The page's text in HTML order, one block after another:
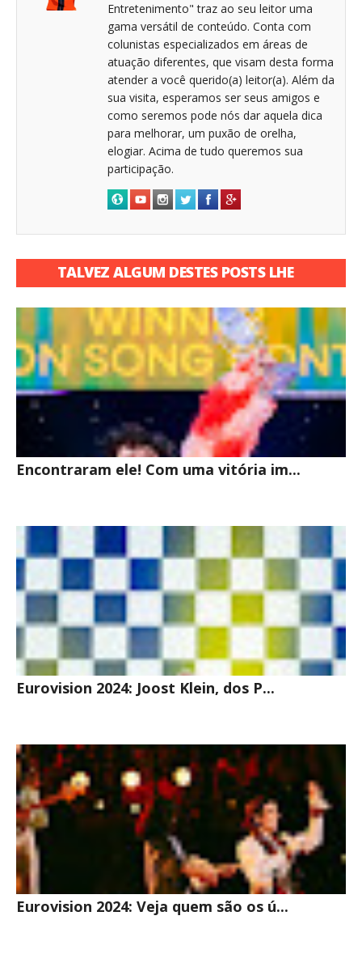
Entretenimento" traz ao seu leitor uma
gama versátil de conteúdo. Conta com
colunistas especializados em áreas de
atuação diferentes, que visam desta forma
atender a você querido(a) leitor(a). Além da
sua visita, esperamos ser seus amigos e
como seremos pode nós dar aquela dica
para melhorar, um puxão de orelha,
elogiar. Acima de tudo queremos sua
participação.
TALVEZ ALGUM DESTES POSTS LHE
Encontraram ele! Com uma vitória im...
Eurovision 2024: Joost Klein, dos P...
Eurovision 2024: Veja quem são os ú...